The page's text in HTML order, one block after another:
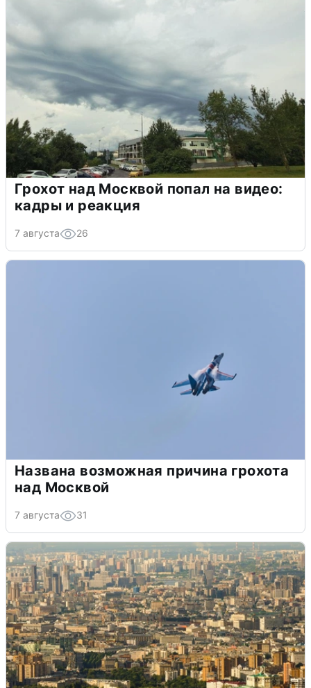
Грохот над Москвой попал на видео:
кадры и реакция
7 августа 26
Названа возможная причина грохота
над Москвой
7 августа 31